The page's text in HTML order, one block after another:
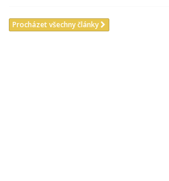
Procházet všechny články